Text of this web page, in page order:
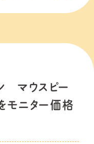
マウスピー
モニター価格